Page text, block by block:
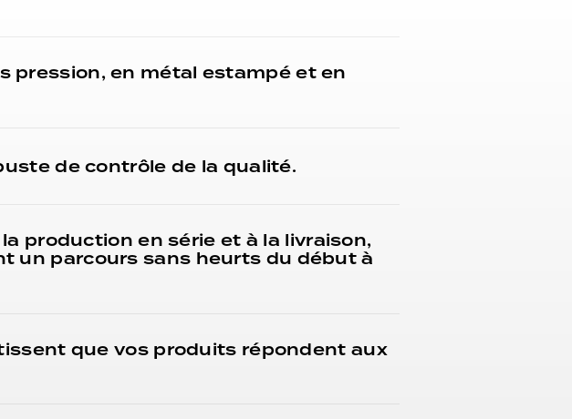
pression, en métal estampé et en
de contrôle de la qualité.
production en série et à la livraison,
un parcours sans heurts du début à
que vos produits répondent aux